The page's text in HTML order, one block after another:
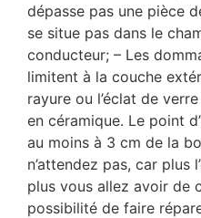
dépasse pas une pièce
se situe pas dans le
conducteur; – Les
limitent à la couche
rayure ou l’éclat de
en céramique. Le point
au moins à 3 cm de la
n’attendez pas, car plus
plus vous allez avoir de
possibilité de faire